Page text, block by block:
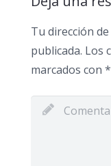
Tu dirección
publicada. Los
marcados con *